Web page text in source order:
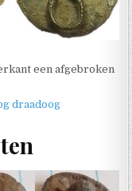
een afgebroken
draadoog